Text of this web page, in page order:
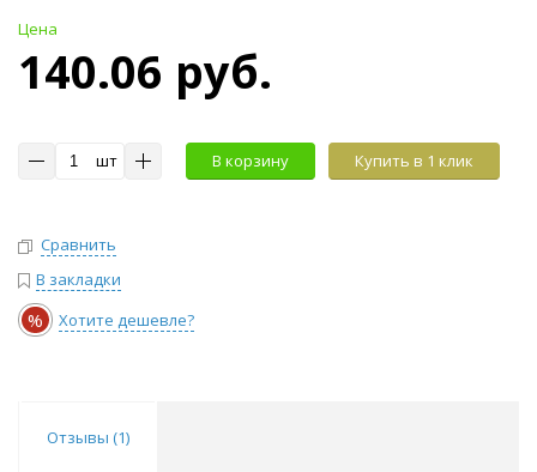
Цена
140.06 руб.
шт В корзину Купить в 1 клик
Сравнить
В закладки
% Хотите дешевле?
Отзывы (1)